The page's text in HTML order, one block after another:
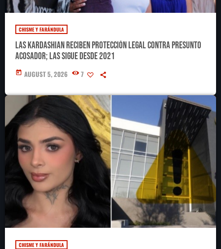
CHISME Y FARÁNDULA
Las Kardashian reciben protección legal contra presunto
acosador; las sigue desde 2021
today AUGUST 5, 2026 7
CHISME Y FARÁNDULA